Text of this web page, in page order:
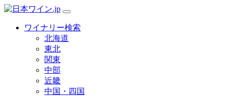
ワイナリー検索
北海道
東北
関東
中部
近畿
中国・四国